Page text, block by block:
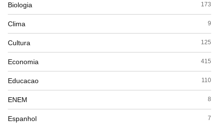
Biologia 173
Clima 9
Cultura 125
Economia 415
Educacao 110
ENEM 8
Espanhol 7